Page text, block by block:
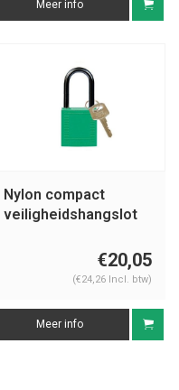
Meer info
Nylon compact
veiligheidshangslot
€20,05
(€24,26 Incl. btw)
Meer info